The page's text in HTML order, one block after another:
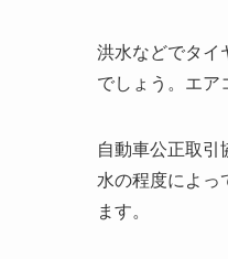
洪水などでタイ
でしょう。エア
自動車公正取
水の程度によっ
ます。